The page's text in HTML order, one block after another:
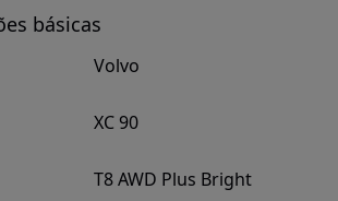
básicas
Volvo
XC 90
T8 AWD Plus Bright